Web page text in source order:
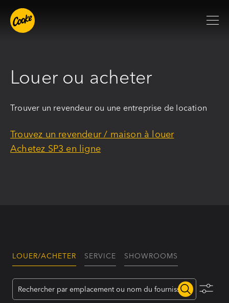
Louer ou acheter
Trouver un revendeur ou une entreprise de location
Trouvez un revendeur / maison à louer
Achetez SP3 en ligne
LOUER/ACHETER SERVICE SHOWROOMS
Toggle